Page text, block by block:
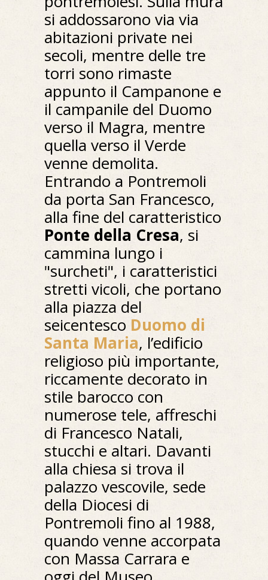
si addossarono via via
abitazioni private nei
secoli, mentre delle tre
torri sono rimaste
appunto il Campanone e
il campanile del Duomo
verso il Magra, mentre
quella verso il Verde
venne demolita.
Entrando a Pontremoli
da porta San Francesco,
alla fine del caratteristico
Ponte della Cresa, si
cammina lungo i
"surcheti", i caratteristici
stretti vicoli, che portano
alla piazza del
seicentesco Duomo di
Santa Maria, l’edificio
religioso più importante,
riccamente decorato in
stile barocco con
numerose tele, affreschi
di Francesco Natali,
stucchi e altari. Davanti
alla chiesa si trova il
palazzo vescovile, sede
della Diocesi di
Pontremoli fino al 1988,
quando venne accorpata
con Massa Carrara e